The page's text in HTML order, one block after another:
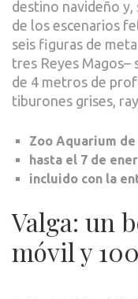
destino navideño
de los escenarios
seis figuras de
tres Reyes Magos–
de 4 metros de
tiburones grises,
Zoo Aquarium de
hasta el 7 de
incluido con la
Valga: un
móvil y